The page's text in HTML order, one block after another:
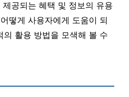
공되는 혜택 및 정보의 유용
떻게 사용자에게 도움이 되
의 활용 방법을 모색해 볼 수